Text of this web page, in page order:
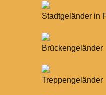
Stadtgeländer in
Brückengeländer
Treppengeländer